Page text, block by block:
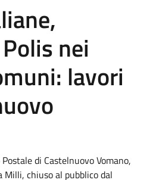
nei
lavori
di Castelnuovo Vomano,
chiuso al pubblico dal